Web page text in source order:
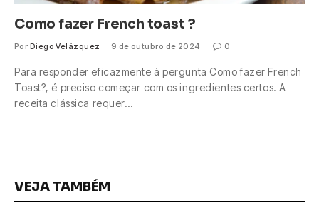
Como fazer French toast ?
Por Diego Velázquez 9 de outubro de 2024 0
Para responder eficazmente à pergunta Como fazer French
Toast?, é preciso começar com os ingredientes certos. A
receita clássica requer…
VEJA TAMBÉM